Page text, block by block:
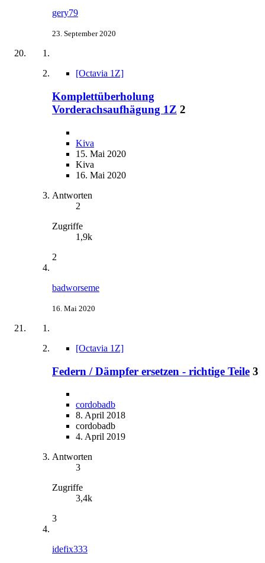
gery79
23. September 2020
[Octavia 1Z]
Komplettüberholung
Vorderachsaufhägung 1Z 2
Kiva
15. Mai 2020
Kiva
16. Mai 2020
Antworten
2
Zugriffe
1,9k
2
badworseme
16. Mai 2020
[Octavia 1Z]
Federn / Dämpfer ersetzen - richtige Teile 3
cordobadb
8. April 2018
cordobadb
4. April 2019
Antworten
3
Zugriffe
3,4k
3
idefix333